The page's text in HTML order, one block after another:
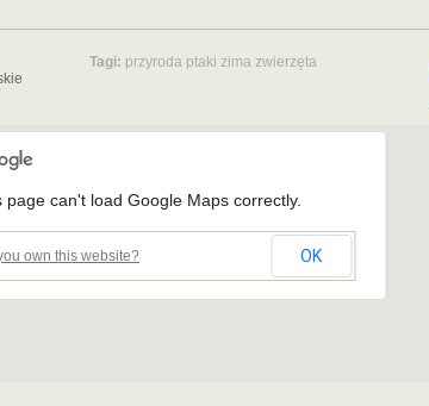
Tagi: przyroda ptaki zima zwierzęta
page can't load Google Maps correctly.
own this website? OK